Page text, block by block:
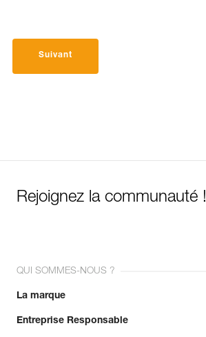
Suivant
Rejoignez la communauté !
QUI SOMMES-NOUS ?
La marque
Entreprise Responsable